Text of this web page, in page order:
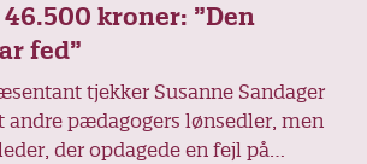
kroner: ”Den
fed”
tjekker Susanne Sandager
andre pædagogers lønsedler, men
der opdagede en fejl på